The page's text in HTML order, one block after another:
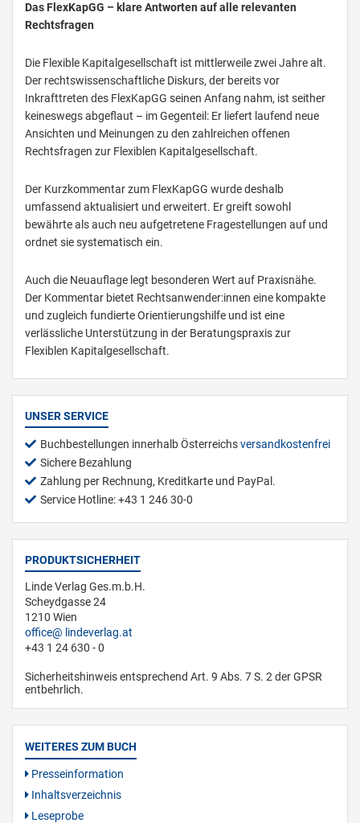
Das FlexKapGG – klare Antworten auf alle relevanten
Rechtsfragen
Die Flexible Kapitalgesellschaft ist mittlerweile zwei Jahre alt.
Der rechtswissenschaftliche Diskurs, der bereits vor
Inkrafttreten des FlexKapGG seinen Anfang nahm, ist seither
keineswegs abgeflaut – im Gegenteil: Er liefert laufend neue
Ansichten und Meinungen zu den zahlreichen offenen
Rechtsfragen zur Flexiblen Kapitalgesellschaft.
Der Kurzkommentar zum FlexKapGG wurde deshalb
umfassend aktualisiert und erweitert. Er greift sowohl
bewährte als auch neu aufgetretene Fragestellungen auf und
ordnet sie systematisch ein.
Auch die Neuauflage legt besonderen Wert auf Praxisnähe.
Der Kommentar bietet Rechtsanwender:innen eine kompakte
und zugleich fundierte Orientierungshilfe und ist eine
verlässliche Unterstützung in der Beratungspraxis zur
Flexiblen Kapitalgesellschaft.
UNSER SERVICE
Buchbestellungen innerhalb Österreichsversandkostenfrei
Sichere Bezahlung
Zahlung per Rechnung, Kreditkarte und PayPal.
Service Hotline: +43 1 246 30-0
PRODUKTSICHERHEIT
Linde Verlag Ges.m.b.H.
Scheydgasse 24
1210 Wien
office
lindeverlag.at
+43 1 24 630 - 0
Sicherheitshinweis entsprechend Art. 9 Abs. 7 S. 2 der GPSR
entbehrlich.
WEITERES ZUM BUCH
Presseinformation
Inhaltsverzeichnis
Leseprobe